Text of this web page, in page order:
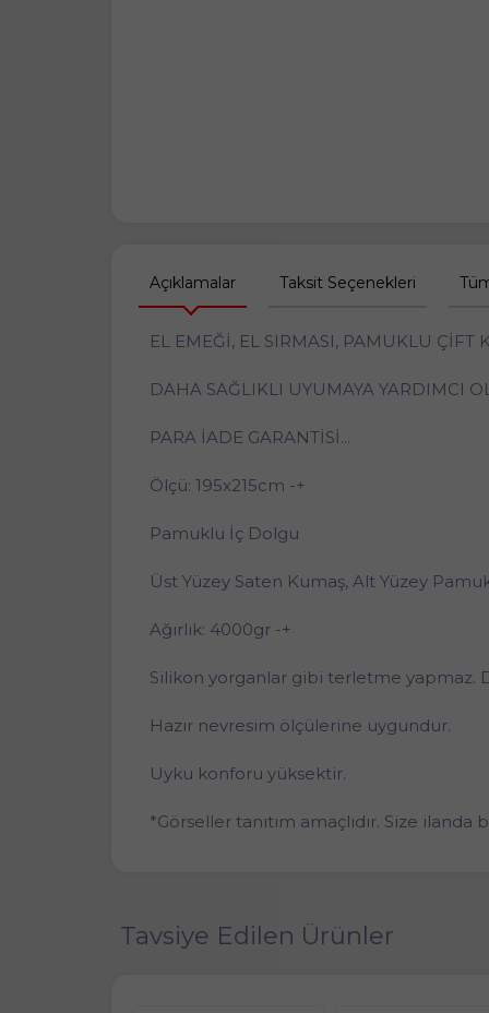
Açıklamalar Taksit Seçenekleri
EL EMEĞİ, EL SIRMASI, PAMUKLU ÇİFT
DAHA SAĞLIKLI UYUMAYA YARDIMCI
PARA İADE GARANTİSİ...
Ölçü: 195x215cm -+
Pamuklu İç Dolgu
Üst Yüzey Saten Kumaş, Alt Yüzey
Ağırlık: 4000gr -+
Silikon yorganlar gibi terletme yapmaz.
Hazır nevresim ölçülerine uygundur.
Uyku konforu yüksektir.
*Görseller tanıtım amaçlıdır. Size
Tavsiye Edilen Ürünler